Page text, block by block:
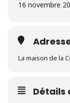
16 novembre
La maison de la
Détails